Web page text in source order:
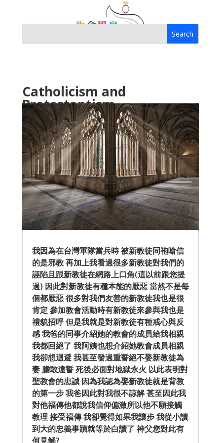
Catholicism and
Protestantism
我因為在台灣軍隊當兵時 被新教徒同袍嗆信
的是邪教 再加上我看過很多新教徒對我們的
誣陷且跟新教徒在網路上口角(這以前跟您提
過) 因此對新教徒有種本能的厭惡 當然不是每
個都厭惡 很多對我們友善的新教徒我也是很
肯定 參加教會活動時有新教徒來參與我也是
禮貌招呼 但是我就是對新教徒有種戒心與反
感 我爸的同事介紹她的教會的成員給我相親
我都回絕了 我阿姨也想介紹她教會成員相親
我卻想迴避 我甚至發過重誓絕不娶新教徒為
妻 膽敢違誓 死後必面對地獄永火 以此表明對
聖教會的忠誠 因為我認為娶新教徒就是背教
的第一步 我爸因此對我很不諒解 甚至因此我
對他福傳他都說我信仰偏激所以他不願接觸
教理 接受福傳 我卻覺得如果我讓步 我從小讀
到大的忠義事蹟就等於白讀了 神父您對此有
何見解?